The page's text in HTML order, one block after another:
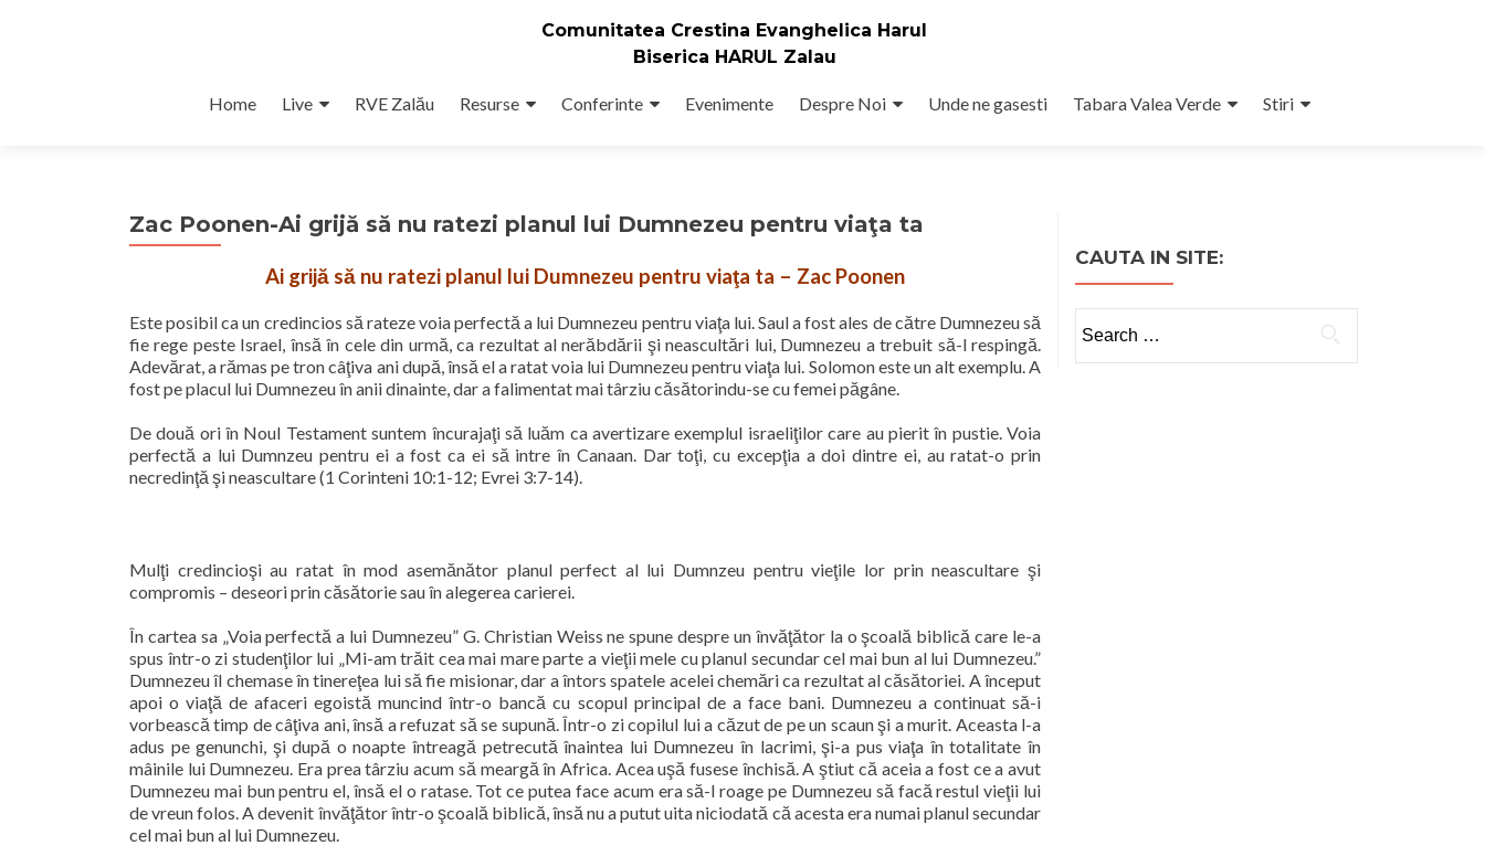
Comunitatea Crestina Evanghelica Harul
Biserica HARUL Zalau
Home Live RVE Zalău Resurse Conferinte Evenimente Despre Noi Unde ne gasesti Tabara Valea Verde Stiri
Zac Poonen-Ai grijă să nu ratezi planul lui Dumnezeu pentru viaţa ta
Ai grijă să nu ratezi planul lui Dumnezeu pentru viaţa ta – Zac Poonen
Este posibil ca un credincios să rateze voia perfectă a lui Dumnezeu pentru viaţa lui. Saul a fost ales de către Dumnezeu să
fie rege peste Israel, însă în cele din urmă, ca rezultat al nerăbdării şi neascultări lui, Dumnezeu a trebuit să-l respingă.
Adevărat, a rămas pe tron câţiva ani după, însă el a ratat voia lui Dumnezeu pentru viaţa lui. Solomon este un alt exemplu. A
fost pe placul lui Dumnezeu în anii dinainte, dar a falimentat mai târziu căsătorindu-se cu femei păgâne.
De două ori în Noul Testament suntem încurajaţi să luăm ca avertizare exemplul israeliţilor care au pierit în pustie. Voia
perfectă a lui Dumnzeu pentru ei a fost ca ei să intre în Canaan. Dar toţi, cu excepţia a doi dintre ei, au ratat-o prin
necredinţă şi neascultare (1 Corinteni 10:1-12; Evrei 3:7-14).
Mulţi credincioşi au ratat în mod asemănător planul perfect al lui Dumnzeu pentru vieţile lor prin neascultare şi
compromis – deseori prin căsătorie sau în alegerea carierei.
În cartea sa „Voia perfectă a lui Dumnezeu” G. Christian Weiss ne spune despre un învăţător la o şcoală biblică care le-a
spus într-o zi studenţilor lui „Mi-am trăit cea mai mare parte a vieţii mele cu planul secundar cel mai bun al lui Dumnezeu.”
Dumnezeu îl chemase în tinereţea lui să fie misionar, dar a întors spatele acelei chemări ca rezultat al căsătoriei. A început
apoi o viaţă de afaceri egoistă muncind într-o bancă cu scopul principal de a face bani. Dumnezeu a continuat să-i
vorbească timp de câţiva ani, însă a refuzat să se supună. Într-o zi copilul lui a căzut de pe un scaun şi a murit. Aceasta l-a
adus pe genunchi, şi după o noapte întreagă petrecută înaintea lui Dumnezeu în lacrimi, şi-a pus viaţa în totalitate în
mâinile lui Dumnezeu. Era prea târziu acum să meargă în Africa. Acea uşă fusese închisă. A ştiut că aceia a fost ce a avut
Dumnezeu mai bun pentru el, însă el o ratase. Tot ce putea face acum era să-l roage pe Dumnezeu să facă restul vieţii lui
de vreun folos. A devenit învăţător într-o şcoală biblică, însă nu a putut uita niciodată că acesta era numai planul secundar
cel mai bun al lui Dumnezeu.
CAUTA IN SITE:
for: